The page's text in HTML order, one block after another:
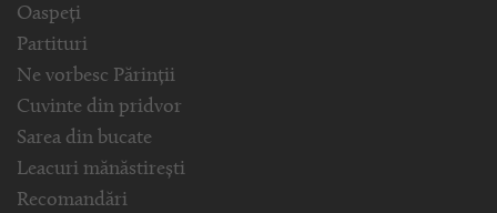
Oaspeți
Partituri
Ne vorbesc Părinții
Cuvinte din pridvor
Sarea din bucate
Leacuri mănăstirești
Recomandări